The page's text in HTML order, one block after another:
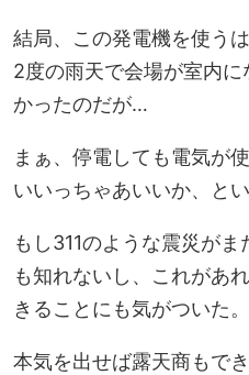
結局、この発電機を使う
2度の雨天で会場が室内
かったのだが…
まぁ、停電しても電気が
いいっちゃあいいか、と
もし311のような震災が
も知れないし、これがあ
きることにも気がついた。
本気を出せば露天商もで